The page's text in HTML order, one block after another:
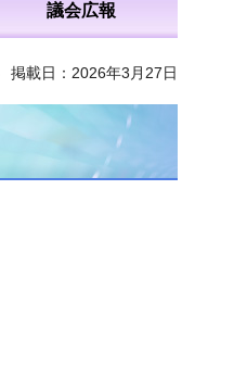
議会広報
掲載日：2026年3月27日